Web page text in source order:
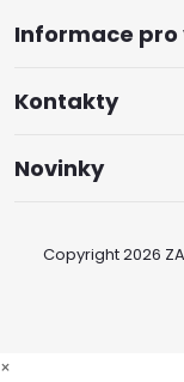
Informace pro
Kontakty
Novinky
Copyright 2026
×